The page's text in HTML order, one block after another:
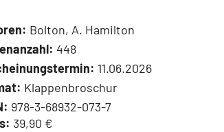
Bolton, A. Hamilton
448
11.06.2026
Klappenbroschur
978-3-68932-073-7
39,90 €